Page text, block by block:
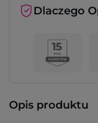
Dlaczego
Opis produktu